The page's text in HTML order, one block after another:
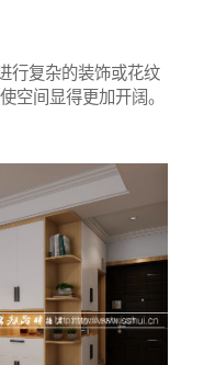
行复杂的装饰或花纹
空间显得更加开阔。